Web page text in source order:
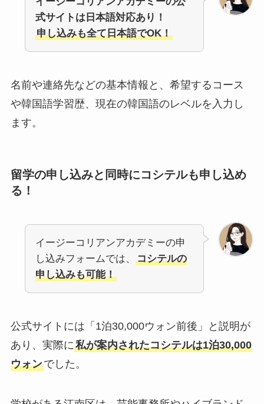
式サイトは日本語対応あり！
申し込みも全て日本語でOK！
名前や連絡先などの基本情報と、希望するコース
や韓国語学習歴、現在の韓国語のレベルを入力し
ます。
留学の申し込みと同時にコシテルも申し込め
る！
イージーコリアンアカデミーの申
し込みフォームでは、
コシテルの
申し込みも可能！
公式サイトには「1泊30,000ウォン前後」と説明が
あり、実際に私が案内されたコシテルは1泊30,000
ウォンでした。